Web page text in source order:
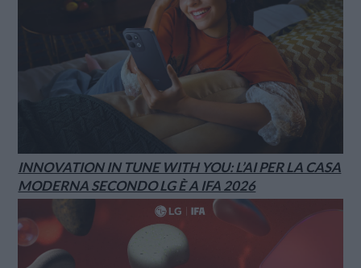
INNOVATION IN TUNE WITH YOU: L’AI PER LA CASA
MODERNA SECONDO LG È A IFA 2026